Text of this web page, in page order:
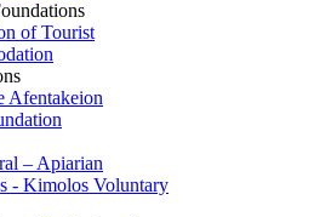
of Tourist
Afentakeion
– Apiarian
- Kimolos Voluntary